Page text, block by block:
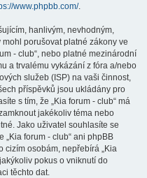
www.phpbb.com/.
hanlivým, nevhodným,
porušovat platné zákony ve
- club“, nebo platné mezinárodní
a trvalému vykázání z fóra a/nebo
služeb (ISP) na vaši činnost,
příspěvků jsou ukládány pro
s tím, že „Kia forum - club“ má
jakékoliv téma nebo
Jako uživatel souhlasíte se
forum - club“ ani phpBB
cizím osobám, nepřebírá „Kia
pokus o vniknutí do
těchto dat.